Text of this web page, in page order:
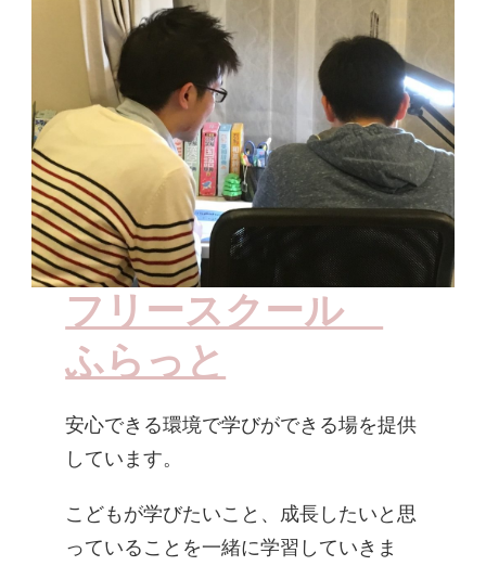
フリースクール
ふらっと
安心できる環境で学びができる場を提供
しています。
こどもが学びたいこと、成長したいと思
っていることを一緒に学習していきま